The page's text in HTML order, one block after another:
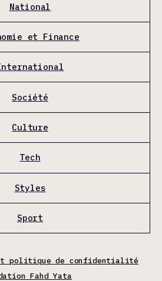
National
et Finance
Société
Culture
Tech
Styles
Sport
politique de confidentialité
Fahd Yata